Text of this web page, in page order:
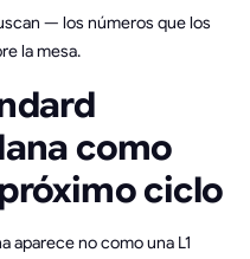
— los números que los
la mesa.
como
ciclo
aparece no como una L1